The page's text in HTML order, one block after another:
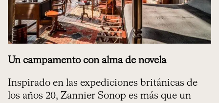
Un campamento con alma de novela
Inspirado en las expediciones británicas de
los años 20, Zannier Sonop es más que un